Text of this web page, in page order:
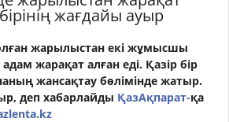
жағдайы ауыр
жарылыстан екі жұмысшы
жарақат алған еді. Қазір бір
жансақтау бөлімінде жатыр.
деп хабарлайды ҚазАқпарат-қа